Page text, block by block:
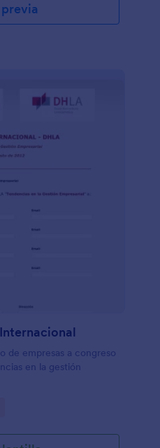
de empresas a congreso
en la gestión